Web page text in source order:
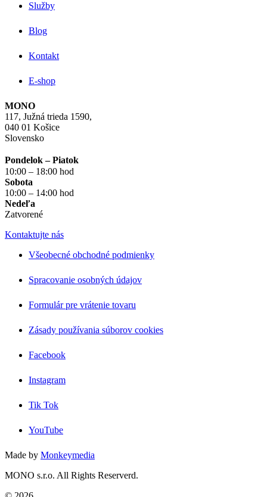
Služby
Blog
Kontakt
E-shop
MONO
117, Južná trieda 1590,
040 01 Košice
Slovensko
Pondelok – Piatok
10:00 – 18:00 hod
Sobota
10:00 – 14:00 hod
Nedeľa
Zatvorené
Kontaktujte nás
Všeobecné obchodné podmienky
Spracovanie osobných údajov
Formulár pre vrátenie tovaru
Zásady používania súborov cookies
Facebook
Instagram
Tik Tok
YouTube
Made by Monkeymedia
MONO s.r.o. All Rights Reserverd.